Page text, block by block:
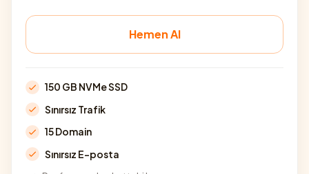
Hemen Al
150 GB NVMe SSD
Sınırsız Trafik
15 Domain
Sınırsız E-posta